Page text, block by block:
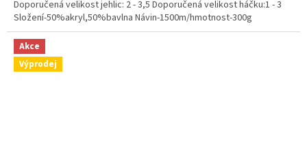
Doporučená velikost jehlic: 2 - 3,5 Doporučená velikost háčku:1 - 3
Složení-50%akryl,50%bavlna Návin-1500m/hmotnost-300g
Akce
Výprodej